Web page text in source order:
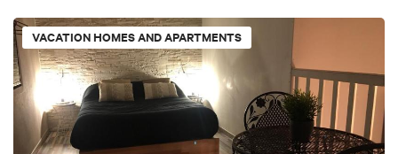
VACATION HOMES AND APARTMENTS